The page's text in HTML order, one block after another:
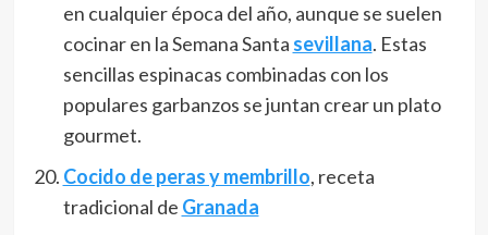
en cualquier época del año, aunque se suelen
cocinar en la Semana Santa sevillana. Estas
sencillas espinacas combinadas con los
populares garbanzos se juntan crear un plato
gourmet.
Cocido de peras y membrillo, receta
tradicional de Granada